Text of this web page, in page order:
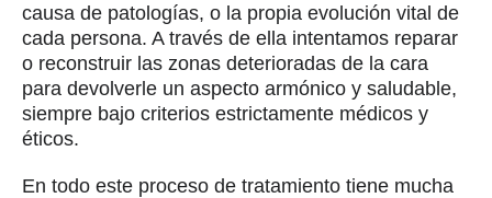
causa de patologías, o la propia evolución vital de
cada persona. A través de ella intentamos reparar
o reconstruir las zonas deterioradas de la cara
para devolverle un aspecto armónico y saludable,
siempre bajo criterios estrictamente médicos y
éticos.
En todo este proceso de tratamiento tiene mucha